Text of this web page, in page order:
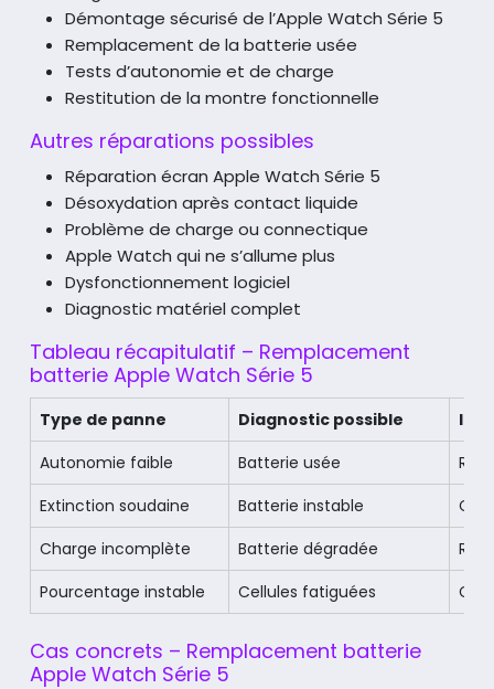
Démontage sécurisé de l’Apple Watch Série 5
Remplacement de la batterie usée
Tests d’autonomie et de charge
Restitution de la montre fonctionnelle
Autres réparations possibles
Réparation écran Apple Watch Série 5
Désoxydation après contact liquide
Problème de charge ou connectique
Apple Watch qui ne s’allume plus
Dysfonctionnement logiciel
Diagnostic matériel complet
Tableau récapitulatif – Remplacement
batterie Apple Watch Série 5
Type de panne Diagnostic possible
Autonomie faible
Batterie usée
Extinction soudaine
Batterie instable
Charge incomplète
Batterie dégradée
Pourcentage instable
Cellules fatiguées
Cas concrets – Remplacement batterie
Apple Watch Série 5